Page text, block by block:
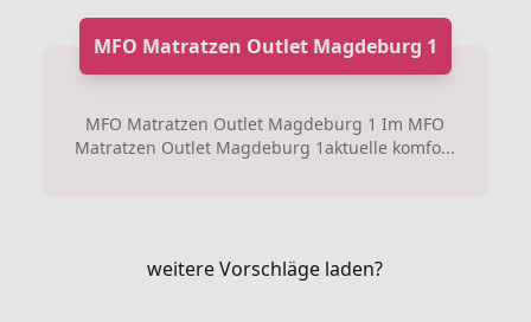
MFO Matratzen Outlet Magdeburg 1
MFO Matratzen Outlet Magdeburg 1 Im MFO
Matratzen Outlet Magdeburg 1aktuelle komfo...
weitere Vorschläge laden?